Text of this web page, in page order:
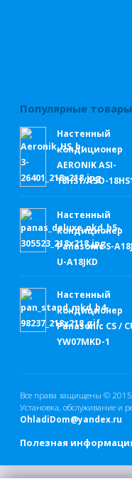
Популярные товары
Настенный
кондиционер
AERONIK ASI-
18HS1/ASO-
Настенный
кондиционер
Panasonic S-
U-A18JKD
Настенный
кондиционер
Panasonic CS /
YW07MKD-1
Все права защищены © 2015
Установка, обслуживание и
OhladiDom@yandex.ru
Полезная